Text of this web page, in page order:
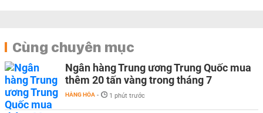
Cùng chuyên mục
Ngân hàng Trung ương Trung Quốc mua
thêm 20 tấn vàng trong tháng 7
HÀNG HÓA - 1 phút trước